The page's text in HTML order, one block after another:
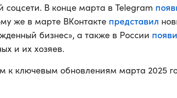
соцсети. В конце марта в Telegram
же в марте ВКонтакте представил
бизнес», а также в России
и их хозяев.
к ключевым обновлениям марта 2025